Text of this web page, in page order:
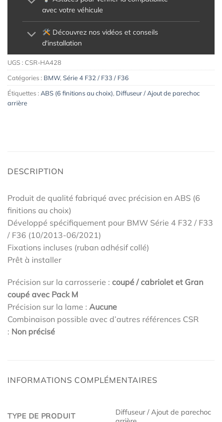
avec votre véhicule
Découvrez nos vidéos et conseils
d'installation
UGS : CSR-HA428
Catégories : BMW, Série 4 F32 / F33 / F36
Étiquettes : ABS (6 finitions au choix), Diffuseur / Ajout de parechoc
arrière
DESCRIPTION
Produit de qualité fabriqué avec précision en ABS (6
finitions au choix)
Développé spécifiquement pour BMW Série 4 F32 / F33
/ F36 (10/2013-06/2021)
Fixations incluses (ruban adhésif collé)
Prêt à installer
Précision sur la carrosserie : coupé / cabriolet et Gran
coupé avec Pack M
Précision sur la lame : Aucune
Combinaison possible avec d’autres références CSR
: Non précisé
INFORMATIONS COMPLÉMENTAIRES
TYPE DE PRODUIT
Diffuseur / Ajout de parechoc